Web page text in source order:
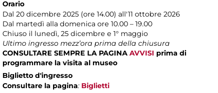
Orario
Dal 20 dicembre 2025 (ore 14.00) all'11 ottobre 2026
Dal martedì alla domenica ore 10.00 – 19.00
Chiuso il lunedì, 25 dicembre e 1° maggio
Ultimo ingresso mezz’ora prima della chiusura
CONSULTARE SEMPRE LA PAGINA AVVISI prima di
programmare la visita al museo
Biglietto d'ingresso
Consultare la pagina: Biglietti